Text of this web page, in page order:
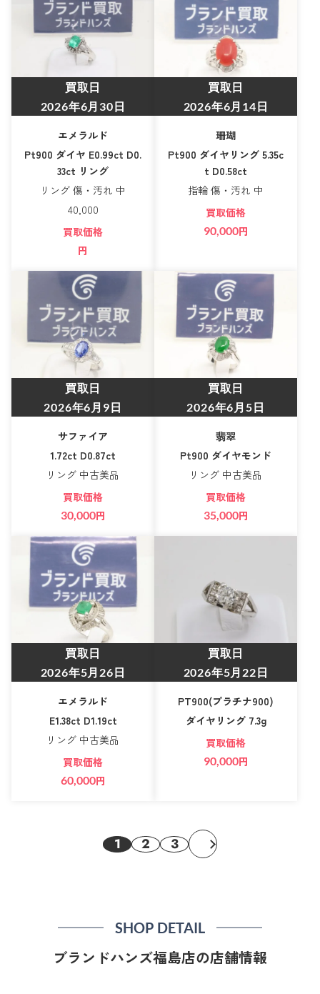
買取日
2026年6月30日
エメラルド
Pt900 ダイヤ E0.99ct D0.
33ct リング
リング 傷・汚れ 中
40,000
買取価格
円
買取日
2026年6月14日
珊瑚
Pt900 ダイヤリング 5.35c
t D0.58ct
指輪 傷・汚れ 中
買取価格
90,000円
買取日
2026年6月9日
サファイア
1.72ct D0.87ct
リング 中古美品
買取価格
30,000円
買取日
2026年6月5日
翡翠
Pt900 ダイヤモンド
リング 中古美品
買取価格
35,000円
買取日
2026年5月26日
エメラルド
E1.38ct D1.19ct
リング 中古美品
買取価格
60,000円
買取日
2026年5月22日
PT900(プラチナ900)
ダイヤリング 7.3g
買取価格
90,000円
1 2 3
SHOP DETAIL
ブランドハンズ福島店の店舗情報